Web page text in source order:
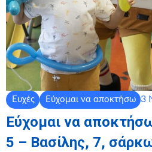
Ευχές Εύχομαι να αποκτήσω 3
Εύχομαι να
5 – Βασίλης, 7,